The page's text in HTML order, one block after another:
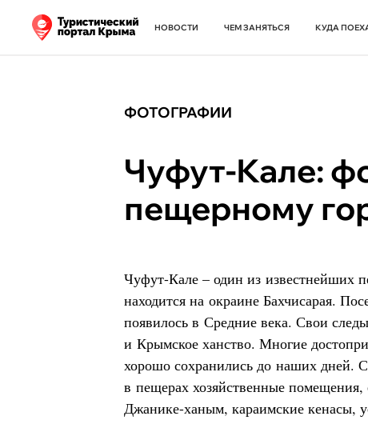
НОВОСТИ ЧЕМ ЗАНЯТЬСЯ КУДА
ФОТОГРАФИИ
Чуфут-Кале:
пещерному
Чуфут-Кале – один из известнейших
находится на окраине Бахчисарая.
появилось в Средние века. Свои
и Крымское ханство. Многие
хорошо сохранились до наших дней.
в пещерах хозяйственные
Джанике-ханым, караимские кенасы,